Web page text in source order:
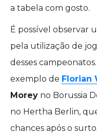
a tabela com gosto.
É possível observar
pela utilização de
desses
exemplo de Florian
Morey no Borussia
no Hertha Berlin,
chances após o surto.